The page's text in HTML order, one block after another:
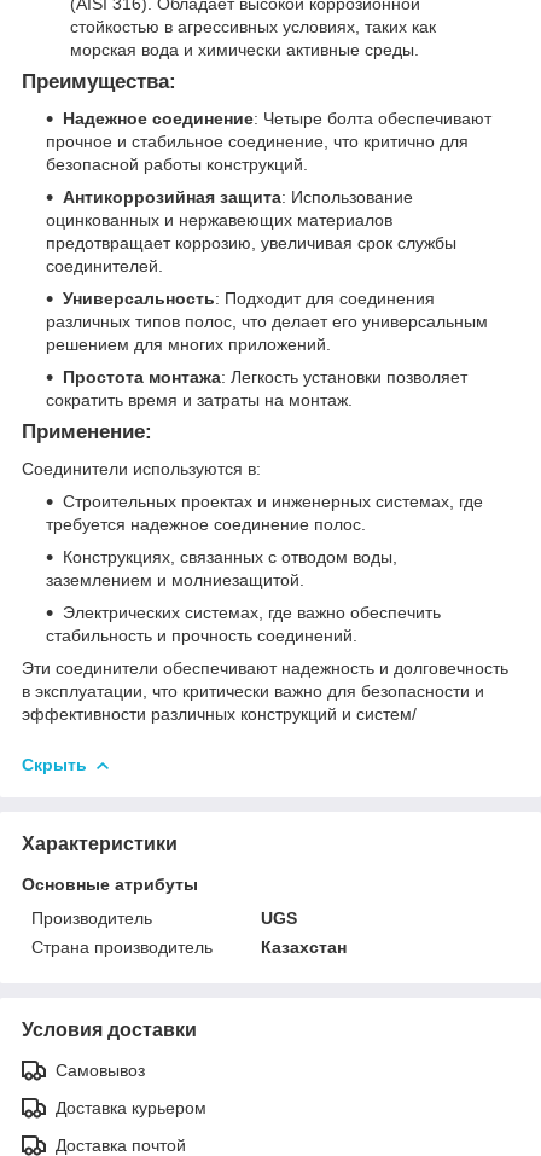
(AISI 316). Обладает высокой коррозионной
стойкостью в агрессивных условиях, таких как
морская вода и химически активные среды.
Преимущества:
Надежное соединение: Четыре болта обеспечивают
прочное и стабильное соединение, что критично для
безопасной работы конструкций.
Антикоррозийная защита: Использование
оцинкованных и нержавеющих материалов
предотвращает коррозию, увеличивая срок службы
соединителей.
Универсальность: Подходит для соединения
различных типов полос, что делает его универсальным
решением для многих приложений.
Простота монтажа: Легкость установки позволяет
сократить время и затраты на монтаж.
Применение:
Соединители используются в:
Строительных проектах и инженерных системах, где
требуется надежное соединение полос.
Конструкциях, связанных с отводом воды,
заземлением и молниезащитой.
Электрических системах, где важно обеспечить
стабильность и прочность соединений.
Эти соединители обеспечивают надежность и долговечность
в эксплуатации, что критически важно для безопасности и
эффективности различных конструкций и систем/
Скрыть
Характеристики
Основные атрибуты
Производитель
UGS
Страна производитель
Казахстан
Условия доставки
Самовывоз
Доставка курьером
Доставка почтой